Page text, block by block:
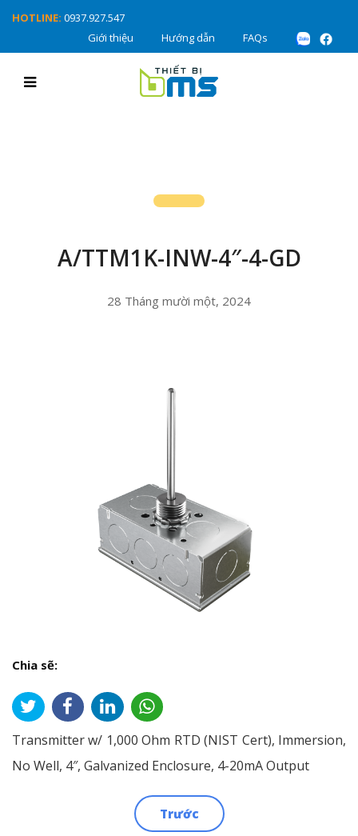
HOTLINE: 0937.927.547
Giới thiệu
Hướng dẫn FAQs
A/TTM1K-INW-4″-4-GD
28 Tháng mười một, 2024
Chia sẽ:
Transmitter w/ 1,000 Ohm RTD (NIST Cert), Immersion,
No Well, 4″, Galvanized Enclosure, 4-20mA Output
Trước